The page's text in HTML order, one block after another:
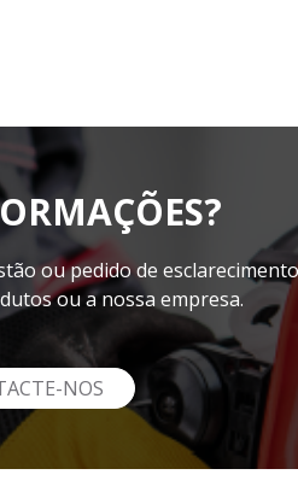
ou pedido de esclarecimento
ou a nossa empresa.
NOS